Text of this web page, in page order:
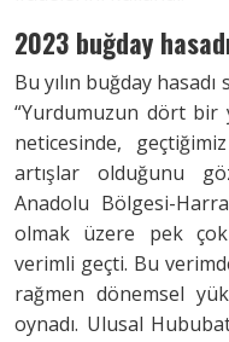
2023 buğday
Bu yılın buğday
“Yurdumuzun dört bir
neticesinde,
artışlar olduğunu
Anadolu Bölgesi-
olmak üzere pek
verimli geçti. Bu
rağmen dönemsel
oynadı. Ulusal